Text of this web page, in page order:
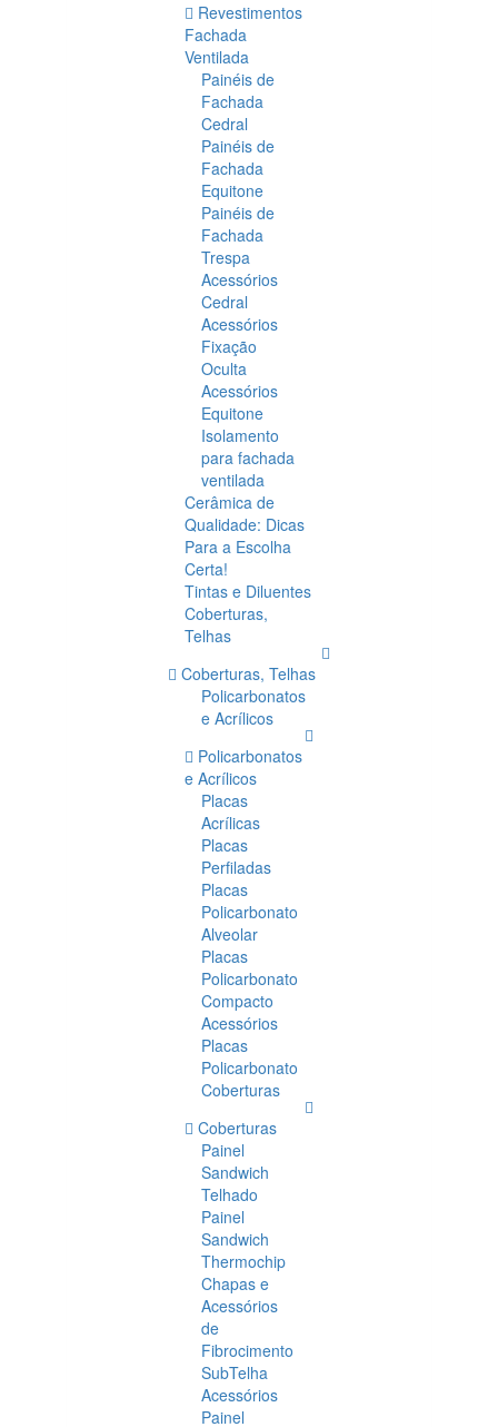
Revestimentos
Fachada
Ventilada
Painéis de
Fachada
Cedral
Painéis de
Fachada
Equitone
Painéis de
Fachada
Trespa
Acessórios
Cedral
Acessórios
Fixação
Oculta
Acessórios
Equitone
Isolamento
para fachada
ventilada
Cerâmica de
Qualidade: Dicas
Para a Escolha
Certa!
Tintas e Diluentes
Coberturas,
Telhas
Coberturas, Telhas
Policarbonatos
e Acrílicos
Policarbonatos
e Acrílicos
Placas
Acrílicas
Placas
Perfiladas
Placas
Policarbonato
Alveolar
Placas
Policarbonato
Compacto
Acessórios
Placas
Policarbonato
Coberturas
Coberturas
Painel
Sandwich
Telhado
Painel
Sandwich
Thermochip
Chapas e
Acessórios
de
Fibrocimento
SubTelha
Acessórios
Painel